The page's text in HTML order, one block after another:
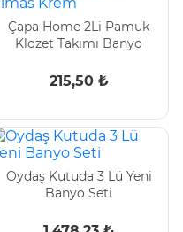
Çapa Home 2Li Pamuk
Klozet Takımı Banyo
215,50 ₺
Oydaş Kutuda 3 Lü Yeni̇
Banyo Seti̇